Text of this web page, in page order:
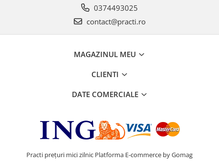
0374493025
contact@practi.ro
MAGAZINUL MEU
CLIENTI
DATE COMERCIALE
Practi prețuri mici zilnic Platforma E-commerce by Gomag